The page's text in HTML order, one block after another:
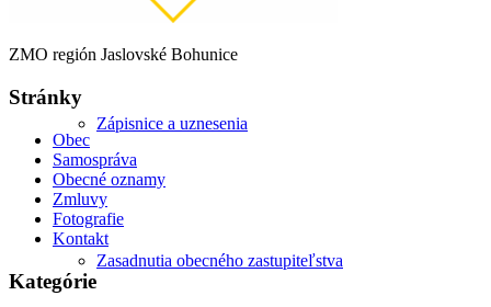
Zápisnice a uznesenia
Zasadnutia obecného zastupiteľstva
ZMO región Jaslovské Bohunice
Stránky
Obec
Samospráva
Obecné oznamy
Zmluvy
Fotografie
Kontakt
Kategórie